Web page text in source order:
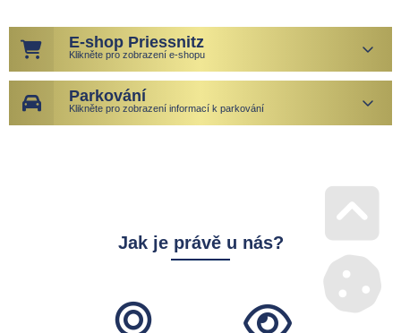
E-shop Priessnitz
Klikněte pro zobrazení e-shopu
Parkování
Klikněte pro zobrazení informací k parkování
Jak je právě u nás?
Go